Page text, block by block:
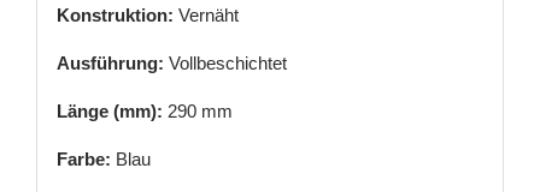
Konstruktion: Vernäht
Ausführung: Vollbeschichtet
Länge (mm): 290 mm
Farbe: Blau